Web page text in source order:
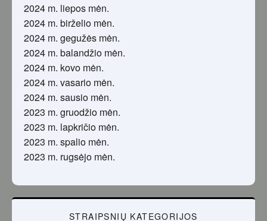
2024 m. liepos mėn.
2024 m. birželio mėn.
2024 m. gegužės mėn.
2024 m. balandžio mėn.
2024 m. kovo mėn.
2024 m. vasario mėn.
2024 m. sausio mėn.
2023 m. gruodžio mėn.
2023 m. lapkričio mėn.
2023 m. spalio mėn.
2023 m. rugsėjo mėn.
STRAIPSNIŲ KATEGORIJOS